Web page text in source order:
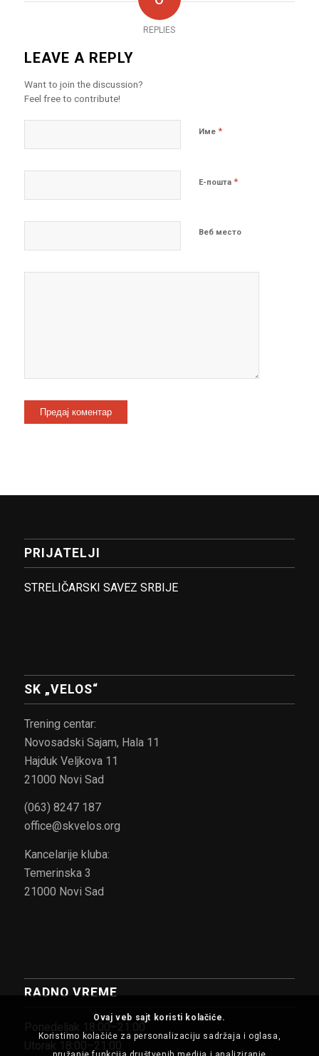
REPLIES
LEAVE A REPLY
Want to join the discussion?
Feel free to contribute!
Име *
Е-пошта *
Веб место
PRIJATELJI
STRELIČARSKI SAVEZ SRBIJE
SK „VELOS“
Trening centar:
Novosadski Sajam, Hala 11
Hajduk Veljkova 11
21000 Novi Sad
(063) 8247 187
office@skvelos.org
Kancelarije kluba:
Temerinska 3
21000 Novi Sad
RADNO VREME
Ovaj veb sajt koristi kolačiće.
Koristimo kolačiće za personalizaciju sadržaja i oglasa,